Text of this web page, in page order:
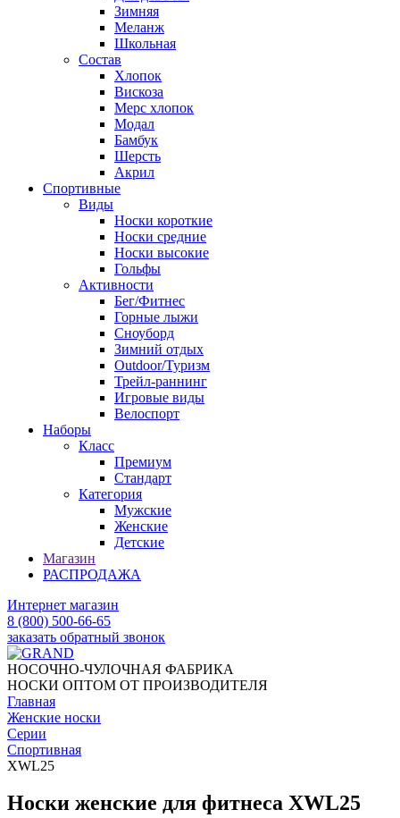
Зимняя
Меланж
Школьная
Состав
Хлопок
Вискоза
Мерс хлопок
Модал
Бамбук
Шерсть
Акрил
Спортивные
Виды
Носки короткие
Носки средние
Носки высокие
Гольфы
Активности
Бег/Фитнес
Горные лыжи
Сноуборд
Зимний отдых
Outdoor/Туризм
Трейл-раннинг
Игровые виды
Велоспорт
Наборы
Класс
Премиум
Стандарт
Категория
Мужские
Женские
Детские
Магазин
РАСПРОДАЖА
Интернет магазин
8 (800) 500-66-65
заказать обратный звонок
НОСОЧНО-ЧУЛОЧНАЯ ФАБРИКА
НОСКИ ОПТОМ ОТ ПРОИЗВОДИТЕЛЯ
Главная
Женские носки
Серии
Спортивная
XWL25
Носки женские для фитнеса XWL25